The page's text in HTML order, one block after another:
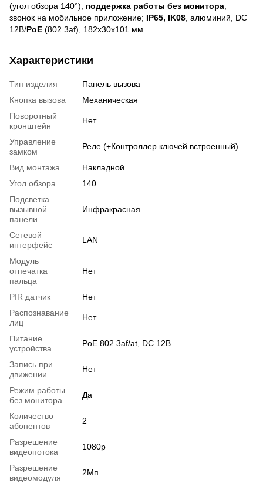
(угол обзора 140°), поддержка работы без монитора
звонок на мобильное приложение; IP65, IK08 , алюминий, DC
12В/PoE (802.3af), 182х30х101 мм.
Характеристики
Тип изделия
Панель вызова
Кнопка вызова
Механическая
Поворотный
кронштейн
Нет
Управление
замком
Реле (+Контроллер ключей встроенный)
Вид монтажа
Накладной
Угол обзора
140
Подсветка
вызывной
панели
Инфракрасная
Сетевой
интерфейс
LAN
Модуль
отпечатка
пальца
Нет
PIR датчик
Нет
Распознавание
лиц
Нет
Питание
устройства
PoE 802.3af/at, DC 12В
Запись при
движении
Нет
Режим работы
без монитора
Да
Количество
абонентов
2
Разрешение
видеопотока
1080p
Разрешение
видеомодуля
2Мп